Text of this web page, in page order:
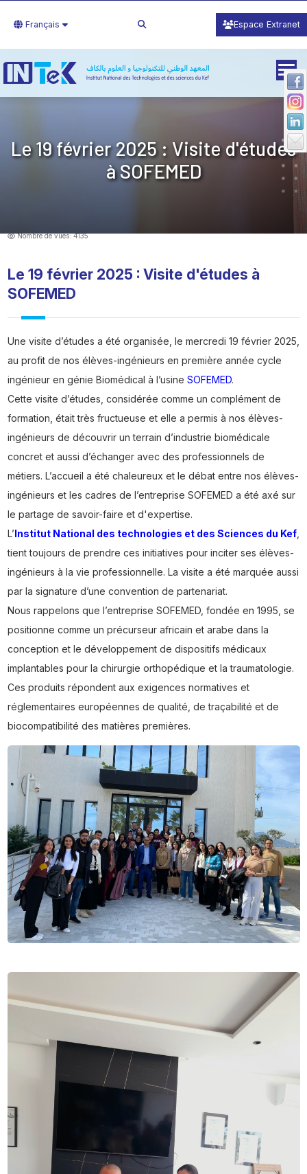
Français Espace Extranet
Le 19 février 2025 : Visite d'études
à SOFEMED
Nombre de vues: 4135
Le 19 février 2025 : Visite d'études à
SOFEMED
Une visite d’études a été organisée, le mercredi 19 février 2025,
au profit de nos élèves-ingénieurs en première année cycle
ingénieur en génie Biomédical à l’usine SOFEMED.
Cette visite d’études, considérée comme un complément de
formation, était très fructueuse et elle a permis à nos élèves-
ingénieurs de découvrir un terrain d’industrie biomédicale
concret et aussi d’échanger avec des professionnels de
métiers. L’accueil a été chaleureux et le débat entre nos élèves-
ingénieurs et les cadres de l’entreprise SOFEMED a été axé sur
le partage de savoir-faire et d'expertise.
L’Institut National des technologies et des Sciences du Kef,
tient toujours de prendre ces initiatives pour inciter ses élèves-
ingénieurs à la vie professionnelle. La visite a été marquée aussi
par la signature d’une convention de partenariat.
Nous rappelons que l’entreprise SOFEMED, fondée en 1995, se
positionne comme un précurseur africain et arabe dans la
conception et le développement de dispositifs médicaux
implantables pour la chirurgie orthopédique et la traumatologie.
Ces produits répondent aux exigences normatives et
réglementaires européennes de qualité, de traçabilité et de
biocompatibilité des matières premières.